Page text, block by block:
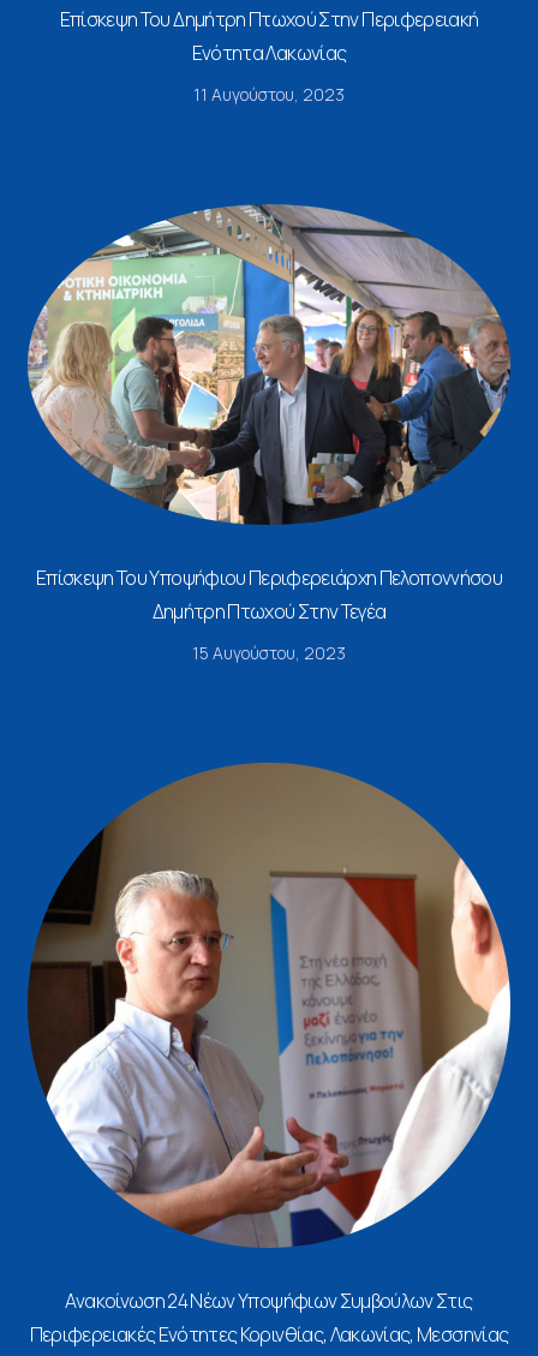
Επίσκεψη Του Δημήτρη Πτωχού Στην Περιφερειακή
Ενότητα Λακωνίας
11 Αυγούστου, 2023
Επίσκεψη Του Υποψήφιου Περιφερειάρχη Πελοποννήσου
Δημήτρη Πτωχού Στην Τεγέα
15 Αυγούστου, 2023
Ανακοίνωση 24 Νέων Υποψήφιων Συμβούλων Στις
Περιφερειακές Ενότητες Κορινθίας, Λακωνίας, Μεσσηνίας